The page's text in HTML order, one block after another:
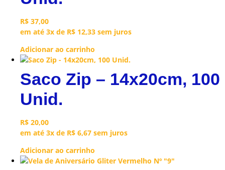
R$ 37,00
em até 3x de R$ 12,33 sem juros
Adicionar ao carrinho
Saco Zip – 14x20cm, 100
Unid.
R$ 20,00
em até 3x de R$ 6,67 sem juros
Adicionar ao carrinho